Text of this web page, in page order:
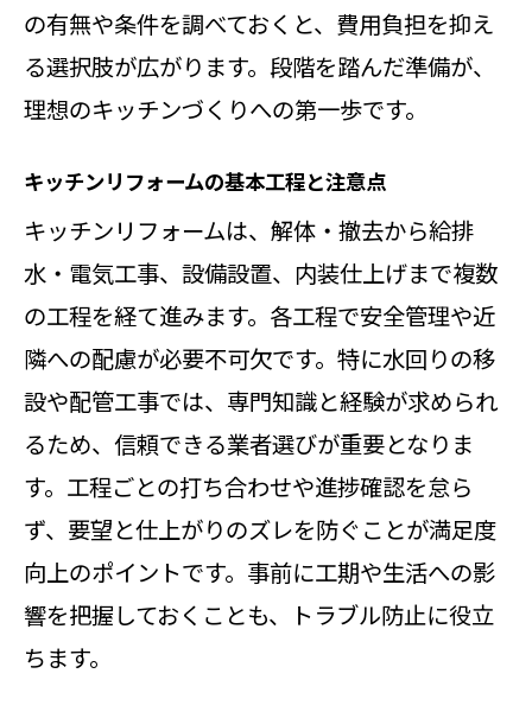
イント
埼玉の暮らしに合うリフォーム提案
事例
収納力アップを実現するリフォーム
方法
家族構成に合わせたリフォームの工
夫
加須市で進めるリフォーム費用の目安と
選び方
リフォーム費用相場と賢い予算配分
のコツ
キッチンリフォームの費用比較ポイ
の有無や条件を調べておくと、費用負担を抑え
る選択肢が広がります。段階を踏んだ準備が、
理想のキッチンづくりへの第一歩です。
キッチンリフォームの基本工程と注意点
キッチンリフォームは、解体・撤去から給排
水・電気工事、設備設置、内装仕上げまで複数
の工程を経て進みます。各工程で安全管理や近
隣への配慮が必要不可欠です。特に水回りの移
設や配管工事では、専門知識と経験が求められ
るため、信頼できる業者選びが重要となりま
す。工程ごとの打ち合わせや進捗確認を怠ら
ず、要望と仕上がりのズレを防ぐことが満足度
向上のポイントです。事前に工期や生活への影
響を把握しておくことも、トラブル防止に役立
ちます。